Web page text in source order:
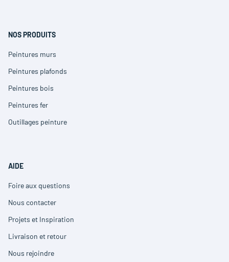
fenêtre)
NOS PRODUITS
Peintures murs
(ouvre
dans
nouvelle
Peintures plafonds
(ouvre
dans
nouvelle
Peintures bois
(ouvre
dans
nouvelle
Peintures fer
(ouvre
dans
Outillages peinture
(ouvre
fenêtre)
AIDE
Foire aux questions
(ouvre
dans
nouvelle
Nous contacter
(ouvre
dans
une
nouvelle
Projets et Inspiration
(ouvre
dans
nouvelle
Livraison et retour
(ouvre
dans
Nous rejoindre
(ouvre